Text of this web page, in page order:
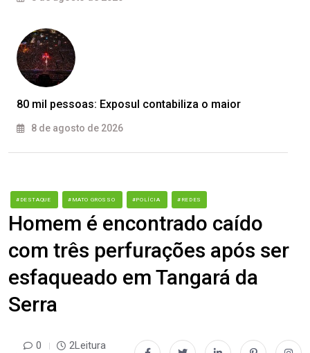
80 mil pessoas: Exposul contabiliza o maior
8 de agosto de 2026
#DESTAQUE #MATO GROSSO #POLÍCIA #REDES
Homem é encontrado caído
com três perfurações após ser
esfaqueado em Tangará da
Serra
0 2Leitura